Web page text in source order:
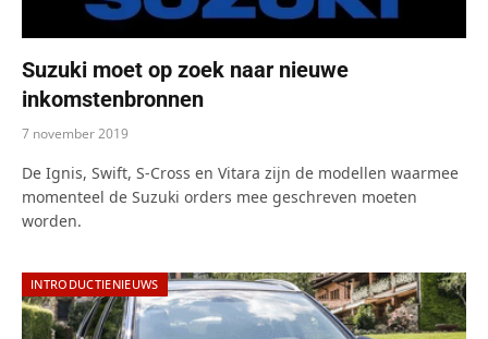
Suzuki moet op zoek naar nieuwe
inkomstenbronnen
7 november 2019
De Ignis, Swift, S-Cross en Vitara zijn de modellen waarmee
momenteel de Suzuki orders mee geschreven moeten
worden.
INTRODUCTIENIEUWS